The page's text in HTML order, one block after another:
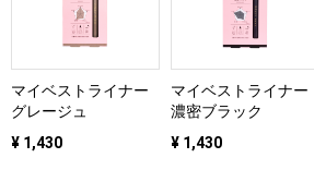
マイベストライナー
グレージュ
¥ 1,430
マイベストライナー
濃密ブラック
¥ 1,430